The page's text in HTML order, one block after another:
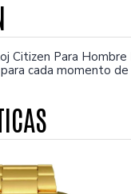
Citizen Para
cada momento